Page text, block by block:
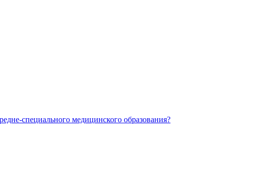
специального медицинского образования?